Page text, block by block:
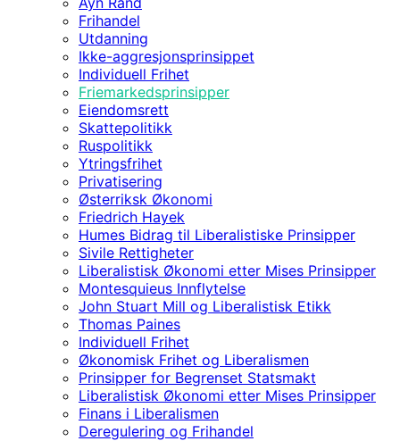
Frihandel
Utdanning
Ikke-aggresjonsprinsippet
Individuell Frihet
Friemarkedsprinsipper
Eiendomsrett
Skattepolitikk
Ruspolitikk
Ytringsfrihet
Privatisering
Østerriksk Økonomi
Friedrich Hayek
Humes Bidrag til Liberalistiske Prinsipper
Sivile Rettigheter
Liberalistisk Økonomi etter Mises Prinsipper
Montesquieus Innflytelse
John Stuart Mill og Liberalistisk Etikk
Thomas Paines
Individuell Frihet
Økonomisk Frihet og Liberalismen
Prinsipper for Begrenset Statsmakt
Liberalistisk Økonomi etter Mises Prinsipper
Finans i Liberalismen
Deregulering og Frihandel